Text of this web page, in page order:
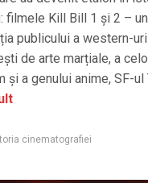
filmele Kill Bill 1 și 2 –
publicului a western-
de arte marțiale, a
și a genului anime, SF-ul
cinematografiei